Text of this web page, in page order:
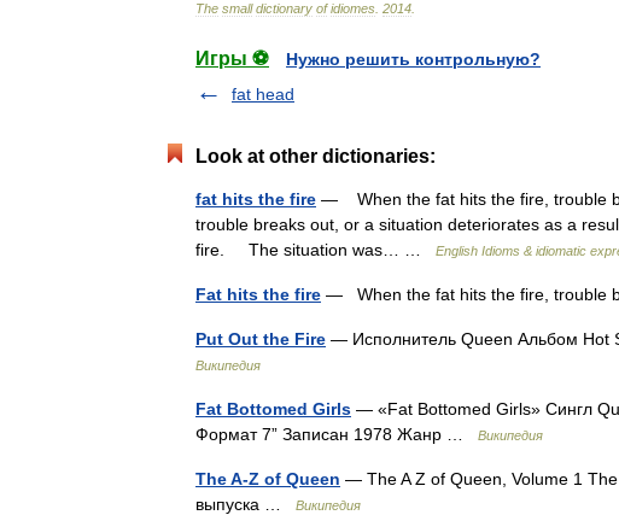
The small dictionary of idiomes 2014
Игры ⚽
Нужно решить контрольную?
fat head
Look at other dictionaries:
fat hits the fire — When the fat hits the fire, trouble
trouble breaks out, or a situation deteriorates as a
fire. The situation was… …
English Idioms & idiomatic
Fat hits the fire — When the fat hits the fire, trouble
Put Out the Fire — Исполнитель Queen Альбом Hot
Википедия
Fat Bottomed Girls — «Fat Bottomed Girls» Сингл
Формат 7” Записан 1978 Жанр …
Википедия
The A-Z of Queen — The A Z of Queen, Volume 1
выпуска …
Википедия